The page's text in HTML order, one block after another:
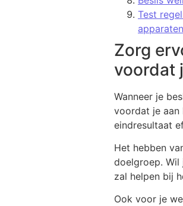
Test
Zorg
voordat
Wanneer je
voordat je aan
eindresultaat
Het hebben
doelgroep.
zal helpen bij
Ook voor je